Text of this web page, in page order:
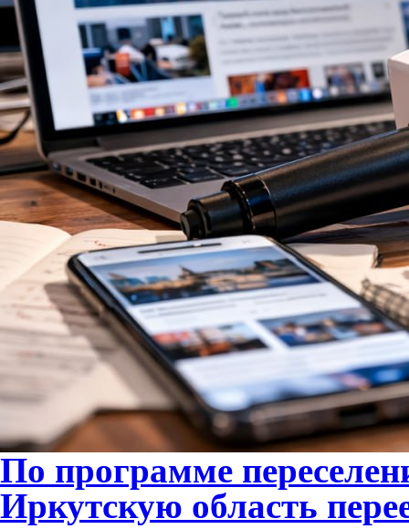
По программе
Иркутскую область